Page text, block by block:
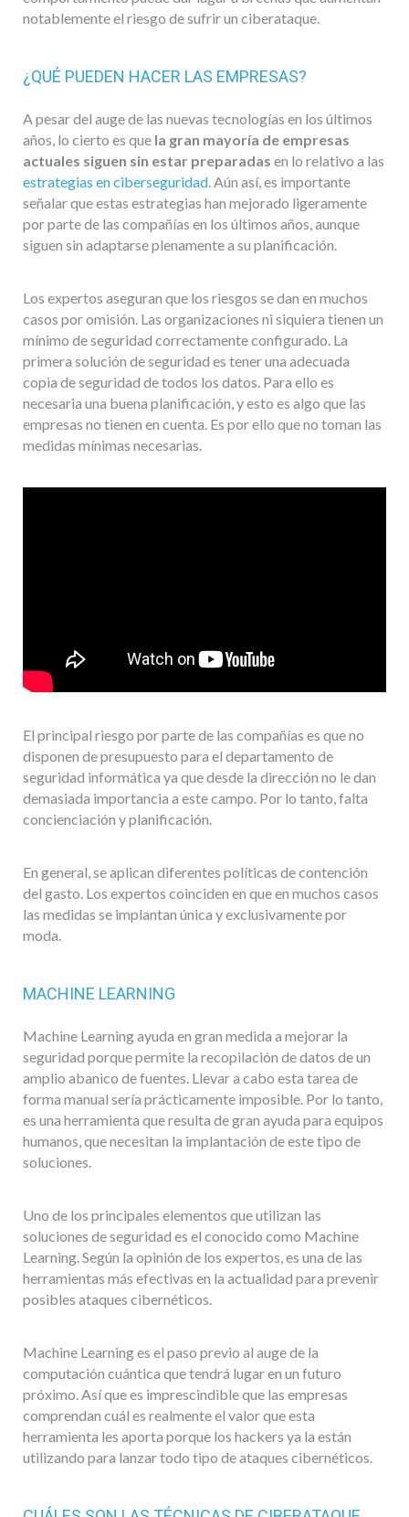
notablemente el riesgo de sufrir un ciberataque.
¿QUÉ PUEDEN HACER LAS EMPRESAS?
A pesar del auge de las nuevas tecnologías en los últimos
años, lo cierto es que la gran mayoría de empresas
actuales siguen sin estar preparadas en lo relativo a las
estrategias en ciberseguridad. Aún así, es importante
señalar que estas estrategias han mejorado ligeramente
por parte de las compañías en los últimos años, aunque
siguen sin adaptarse plenamente a su planificación.
Los expertos aseguran que los riesgos se dan en muchos
casos por omisión. Las organizaciones ni siquiera tienen un
mínimo de seguridad correctamente configurado. La
primera solución de seguridad es tener una adecuada
copia de seguridad de todos los datos. Para ello es
necesaria una buena planificación, y esto es algo que las
empresas no tienen en cuenta. Es por ello que no toman las
medidas mínimas necesarias.
El principal riesgo por parte de las compañías es que no
disponen de presupuesto para el departamento de
seguridad informática ya que desde la dirección no le dan
demasiada importancia a este campo. Por lo tanto, falta
concienciación y planificación.
En general, se aplican diferentes políticas de contención
del gasto. Los expertos coinciden en que en muchos casos
las medidas se implantan única y exclusivamente por
moda.
MACHINE LEARNING
Machine Learning ayuda en gran medida a mejorar la
seguridad porque permite la recopilación de datos de un
amplio abanico de fuentes. Llevar a cabo esta tarea de
forma manual sería prácticamente imposible. Por lo tanto,
es una herramienta que resulta de gran ayuda para equipos
humanos, que necesitan la implantación de este tipo de
soluciones.
Uno de los principales elementos que utilizan las
soluciones de seguridad es el conocido como Machine
Learning. Según la opinión de los expertos, es una de las
herramientas más efectivas en la actualidad para prevenir
posibles ataques cibernéticos.
Machine Learning es el paso previo al auge de la
computación cuántica que tendrá lugar en un futuro
próximo. Así que es imprescindible que las empresas
comprendan cuál es realmente el valor que esta
herramienta les aporta porque los hackers ya la están
utilizando para lanzar todo tipo de ataques cibernéticos.